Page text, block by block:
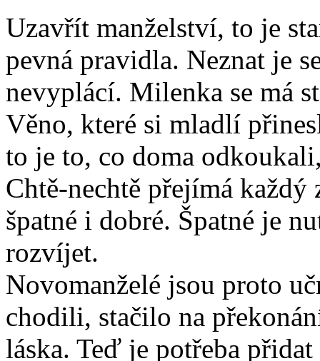
Uzavřít manželství, to je
pevná pravidla. Neznat je
nevyplácí. Milenka se má
Věno, které si mladlí
to je to, co doma
Chtě-nechtě přejímá
špatné i dobré. Špatné je
rozvíjet.
Novomanželé jsou proto
chodili, stačilo na
láska. Teď je potřeba